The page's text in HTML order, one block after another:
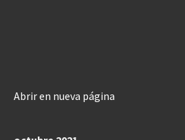
Abrir en nueva página